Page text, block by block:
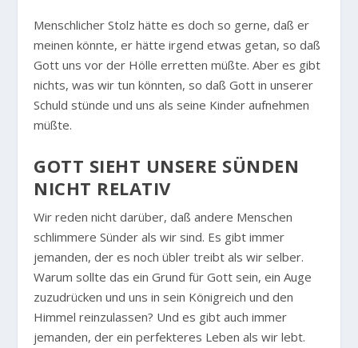
Menschlicher Stolz hätte es doch so gerne, daß er
meinen könnte, er hätte irgend etwas getan, so daß
Gott uns vor der Hölle erretten müßte. Aber es gibt
nichts, was wir tun könnten, so daß Gott in unserer
Schuld stünde und uns als seine Kinder aufnehmen
müßte.
GOTT SIEHT UNSERE SÜNDEN
NICHT RELATIV
Wir reden nicht darüber, daß andere Menschen
schlimmere Sünder als wir sind. Es gibt immer
jemanden, der es noch übler treibt als wir selber.
Warum sollte das ein Grund für Gott sein, ein Auge
zuzudrücken und uns in sein Königreich und den
Himmel reinzulassen? Und es gibt auch immer
jemanden, der ein perfekteres Leben als wir lebt.